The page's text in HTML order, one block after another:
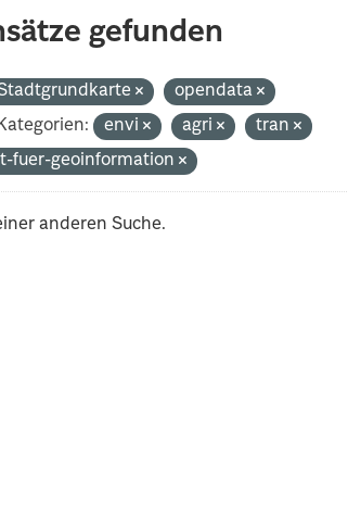
gefunden
opendata
envi agri
tran
fuer-geoinformation
anderen Suche.